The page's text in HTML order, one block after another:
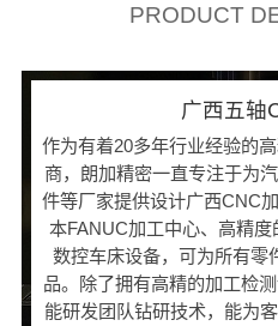
PRODUCT
广西五轴
作为有着20多年行业经验的
商，朗加精密一直专注于为
件等厂家提供设计广西CNC
本FANUC加工中心、高精
数控车床设备，可为所有零
品。除了拥有高精的加工检
能研发团队钻研技术，能为